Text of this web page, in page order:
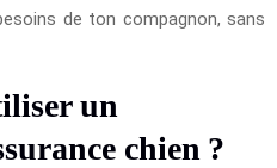
de ton compagnon, sans
un
chien ?